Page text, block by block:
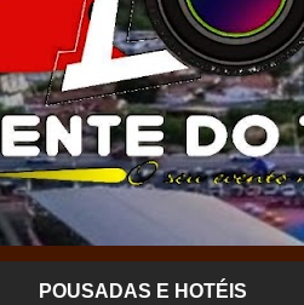
POUSADAS E HOTÉIS